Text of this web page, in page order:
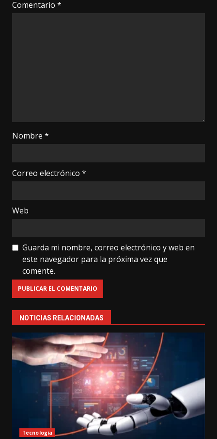
Comentario *
Nombre *
Correo electrónico *
Web
Guarda mi nombre, correo electrónico y web en
este navegador para la próxima vez que
comente.
NOTICIAS RELACIONADAS
Tecnología